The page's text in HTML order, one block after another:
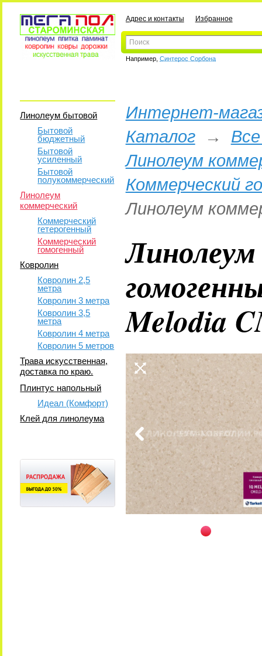
Адрес и контакты Избранное
Например, Синтерос Сорбона
Линолеум бытовой
Бытовой
бюджетный
Бытовой
усиленный
Бытовой
полукоммерческий
Линолеум
коммерческий
Коммерческий
гетерогенный
Коммерческий
гомогенный
Ковролин
Ковролин 2,5
метра
Ковролин 3 метра
Ковролин 3,5
метра
Ковролин 4 метра
Ковролин 5 метров
Трава искусственная,
доставка по краю.
Плинтус напольный
Идеал (Комфорт)
Клей для линолеума
Интернет-
Каталог→
Линолеум
Коммерческий
Линолеум
Melodia